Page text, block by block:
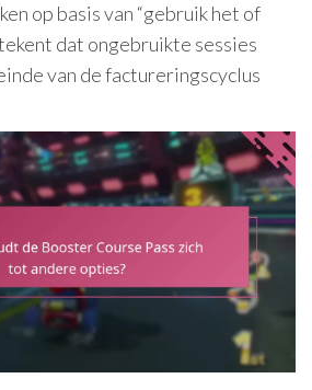
op basis van “gebruik het of
dat ongebruikte sessies
van de factureringscyclus